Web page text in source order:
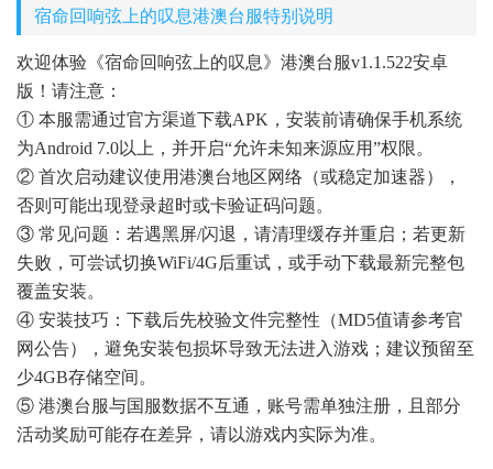
宿命回响弦上的叹息港澳台服特别说明
欢迎体验《宿命回响弦上的叹息》港澳台服v1.1.522安卓
版！请注意：
① 本服需通过官方渠道下载APK，安装前请确保手机系统
为Android 7.0以上，并开启“允许未知来源应用”权限。
② 首次启动建议使用港澳台地区网络（或稳定加速器），
否则可能出现登录超时或卡验证码问题。
③ 常见问题：若遇黑屏/闪退，请清理缓存并重启；若更新
失败，可尝试切换WiFi/4G后重试，或手动下载最新完整包
覆盖安装。
④ 安装技巧：下载后先校验文件完整性（MD5值请参考官
网公告），避免安装包损坏导致无法进入游戏；建议预留至
少4GB存储空间。
⑤ 港澳台服与国服数据不互通，账号需单独注册，且部分
活动奖励可能存在差异，请以游戏内实际为准。